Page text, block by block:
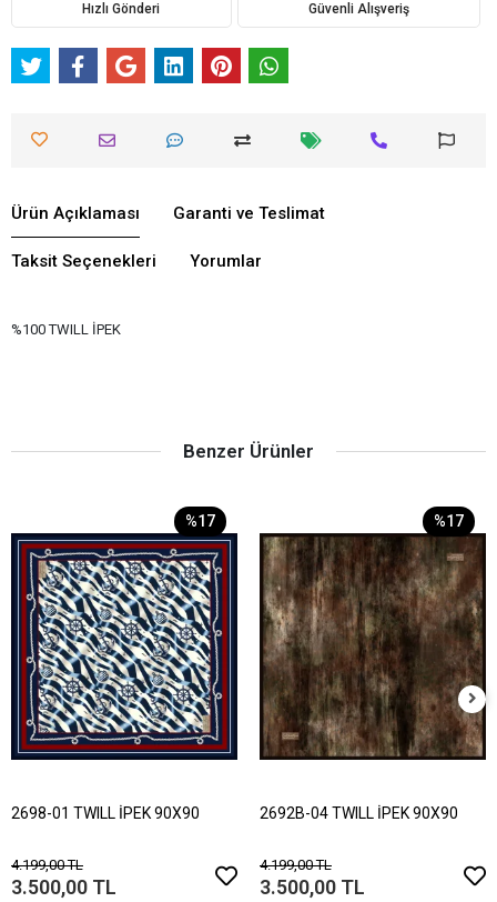
Hızlı Gönderi Güvenli Alışveriş
Ürün Açıklaması Garanti ve Teslimat
Taksit Seçenekleri Yorumlar
%100 TWILL İPEK
Benzer Ürünler
%17
2698-01 TWILL İPEK 90X90
4.199,00 TL
3.500,00 TL
%17
2692B-04 TWILL İPEK 90X90
4.199,00 TL
3.500,00 TL